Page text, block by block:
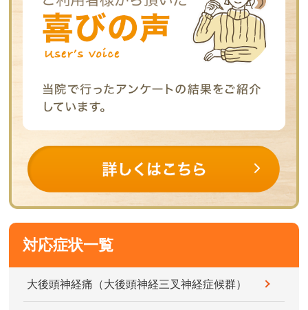
対応症状一覧
大後頭神経痛（大後頭神経三叉神経症候群）